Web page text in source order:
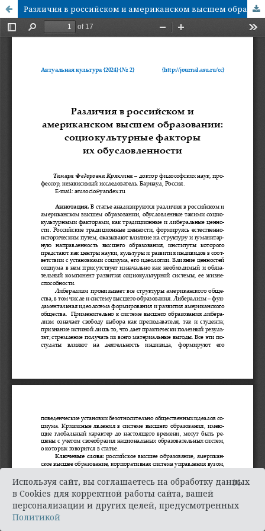
Различия в российском и американском высшем образовании: социокультурные факторы их обусловленности
Используя сайт, вы соглашаетесь на обработку данных
в Cookies для корректной работы сайта, вашей
персонализации и других целей, предусмотренных
Политикой
×